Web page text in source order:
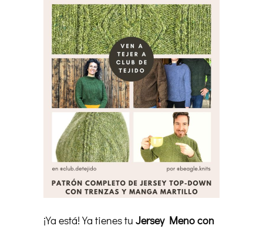
¡Ya está! Ya tienes tu Jersey Meno con